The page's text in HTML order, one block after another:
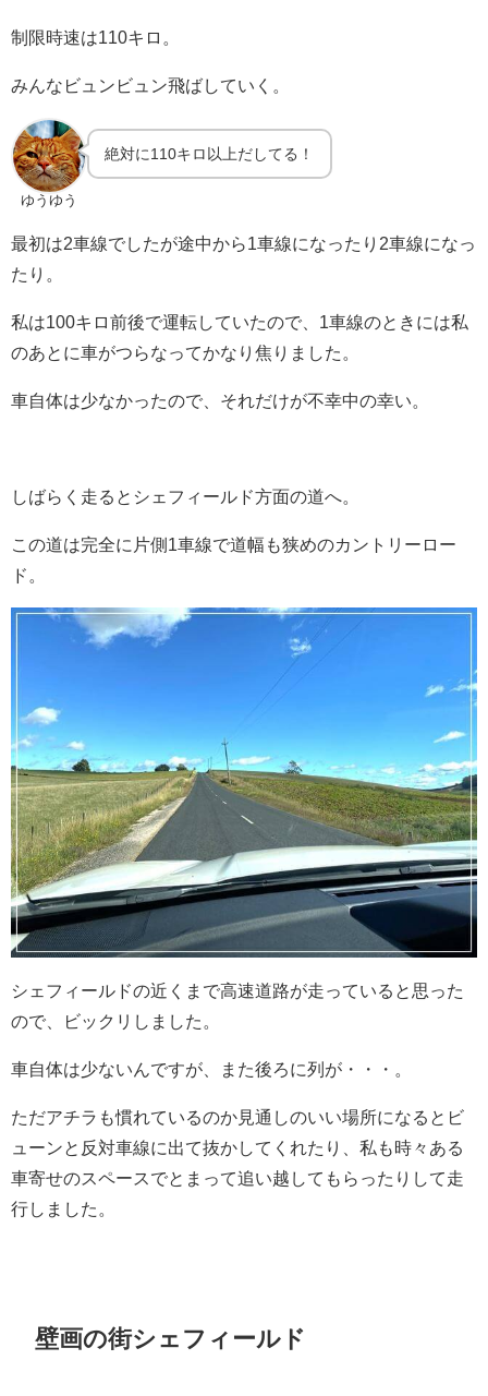
制限時速は110キロ。
みんなビュンビュン飛ばしていく。
ゆうゆう
絶対に110キロ以上だしてる！
最初は2車線でしたが途中から1車線になったり2車線になっ
たり。
私は100キロ前後で運転していたので、1車線のときには私
のあとに車がつらなってかなり焦りました。
車自体は少なかったので、それだけが不幸中の幸い。
しばらく走るとシェフィールド方面の道へ。
この道は完全に片側1車線で道幅も狭めのカントリーロー
ド。
シェフィールドの近くまで高速道路が走っていると思った
ので、ビックリしました。
車自体は少ないんですが、また後ろに列が・・・。
ただアチラも慣れているのか見通しのいい場所になるとビ
ューンと反対車線に出て抜かしてくれたり、私も時々ある
車寄せのスペースでとまって追い越してもらったりして走
行しました。
壁画の街シェフィールド